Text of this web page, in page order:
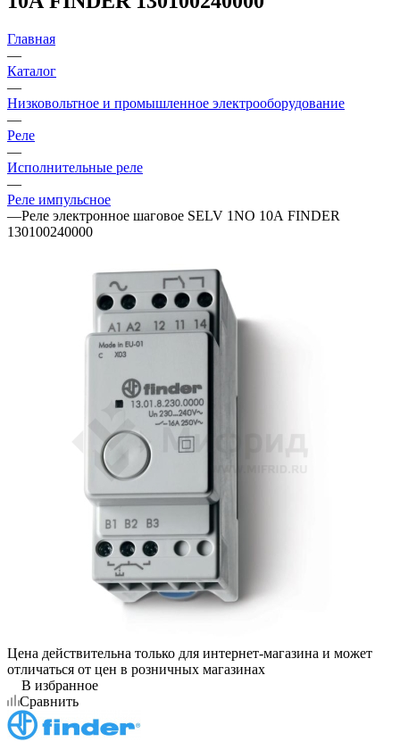
Главная
—
Каталог
—
Низковольтное и промышленное электрооборудование
—
Реле
—
Исполнительные реле
—
Реле импульсное
—Реле электронное шаговое SELV 1NO 10А FINDER
130100240000
Цена действительна только для интернет-магазина и может
отличаться от цен в розничных магазинах
В избранное
Сравнить